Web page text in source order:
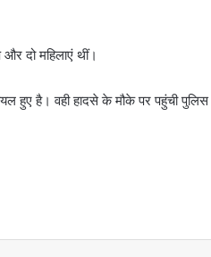
दो महिलाएं थीं।
हुए है। वही हादसे के मौके पर पहुंची पुलिस